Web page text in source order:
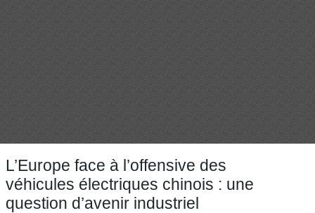
L’Europe face à l’offensive des
véhicules électriques chinois : une
question d’avenir industriel